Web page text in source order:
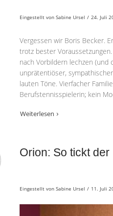
Eingestellt von Sabine Ursel / 24. Juli
Vergessen wir Boris Becker.
trotz bester
nach Vorbildern lechzen (und
unprätentiöser,
lauten Töne. Vierfacher
Berufstennisspielerin; kein
Weiterlesen
Orion: So tickt
Eingestellt von Sabine Ursel / 11. Juli